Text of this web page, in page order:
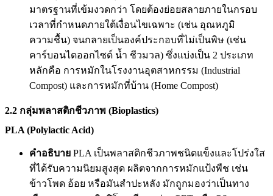
มาตรฐานที่เข้มงวดกว่า โดยต้องย่อยสลายภายในกรอบ
เวลาที่กำหนดภายใต้เงื่อนไขเฉพาะ (เช่น อุณหภูมิ
ความชื้น) จนกลายเป็นองค์ประกอบที่ไม่เป็นพิษ (เช่น
คาร์บอนไดออกไซด์ น้ำ ชีวมวล) ซึ่งแบ่งเป็น 2 ประเภท
หลักคือ การหมักในโรงงานอุตสาหกรรม (Industrial
Compost) และการหมักที่บ้าน (Home Compost)
2.2 กลุ่มพลาสติกชีวภาพ (Bioplastics)
PLA (Polylactic Acid)
คำอธิบาย PLA เป็นพลาสติกชีวภาพชนิดแข็งและโปร่งใส
ที่ได้รับความนิยมสูงสุด ผลิตจากการหมักแป้งพืช เช่น
ข้าวโพด อ้อย หรือมันสำปะหลัง มักถูกมองว่าเป็นทาง